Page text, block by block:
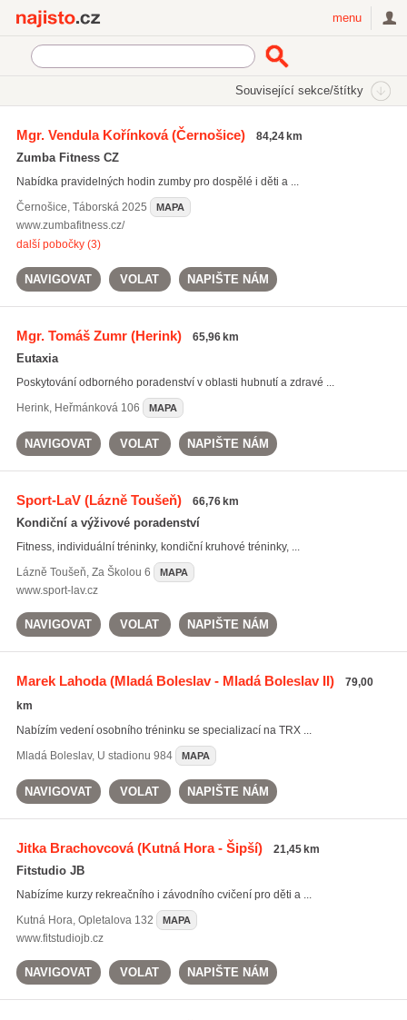
menu
Související sekce/štítky
Sportovní školy a kurzy
Aerobic (138)
Pilates (45)
Mgr. Vendula Kořínková(Černošice) 84,24 km
Zumba Fitness CZ
Nabídka pravidelných hodin zumby pro dospělé i děti a ...
Černošice, Táborská 2025 MAPA
www.zumbafitness.cz/
další pobočky (3)
NAVIGOVAT VOLAT NAPIŠTE NÁM
Mgr. Tomáš Zumr(Herink) 65,96 km
Eutaxia
Poskytování odborného poradenství v oblasti hubnutí a zdravé ...
Herink, Heřmánková 106 MAPA
NAVIGOVAT VOLAT NAPIŠTE NÁM
Sport-LaV(Lázně Toušeň) 66,76 km
Kondiční a výživové poradenství
Fitness, individuální tréninky, kondiční kruhové tréninky, ...
Lázně Toušeň, Za Školou 6 MAPA
www.sport-lav.cz
NAVIGOVAT VOLAT NAPIŠTE NÁM
Marek Lahoda(Mladá Boleslav - Mladá Boleslav II)
79,00
km
Nabízím vedení osobního tréninku se specializací na TRX ...
Mladá Boleslav, U stadionu 984 MAPA
NAVIGOVAT VOLAT NAPIŠTE NÁM
Jitka Brachovcová(Kutná Hora - Šipší) 21,45 km
Fitstudio JB
Nabízíme kurzy rekreačního i závodního cvičení pro děti a ...
Kutná Hora, Opletalova 132 MAPA
www.fitstudiojb.cz
NAVIGOVAT VOLAT NAPIŠTE NÁM